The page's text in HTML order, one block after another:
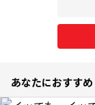
あなたにおすすめ